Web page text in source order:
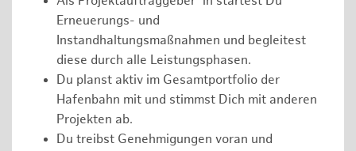
Erneuerungs- und
Instandhaltungsmaßnahmen und begleitest
diese durch alle Leistungsphasen.
Du planst aktiv im Gesamtportfolio der
Hafenbahn mit und stimmst Dich mit anderen
Projekten ab.
Du treibst Genehmigungen voran und